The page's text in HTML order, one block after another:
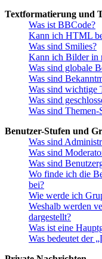
Textformatierung und
Was ist BBCode?
Kann ich HTML
Was sind Smilies?
Kann ich Bilder in
Was sind globale
Was sind
Was sind wichtige
Was sind
Was sind Themen-
Benutzer-Stufen und
Was sind
Was sind
Was sind
Wo finde ich die
bei?
Wie werde ich
Weshalb werden
dargestellt?
Was ist eine
Was bedeutet der